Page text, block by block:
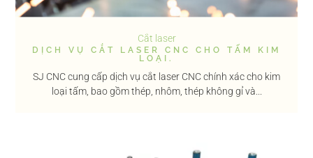
Cắt laser
DỊCH VỤ CẮT LASER CNC CHO TẤM KIM
LOẠI.
SJ CNC cung cấp dịch vụ cắt laser CNC chính xác cho kim
loại tấm, bao gồm thép, nhôm, thép không gỉ và...